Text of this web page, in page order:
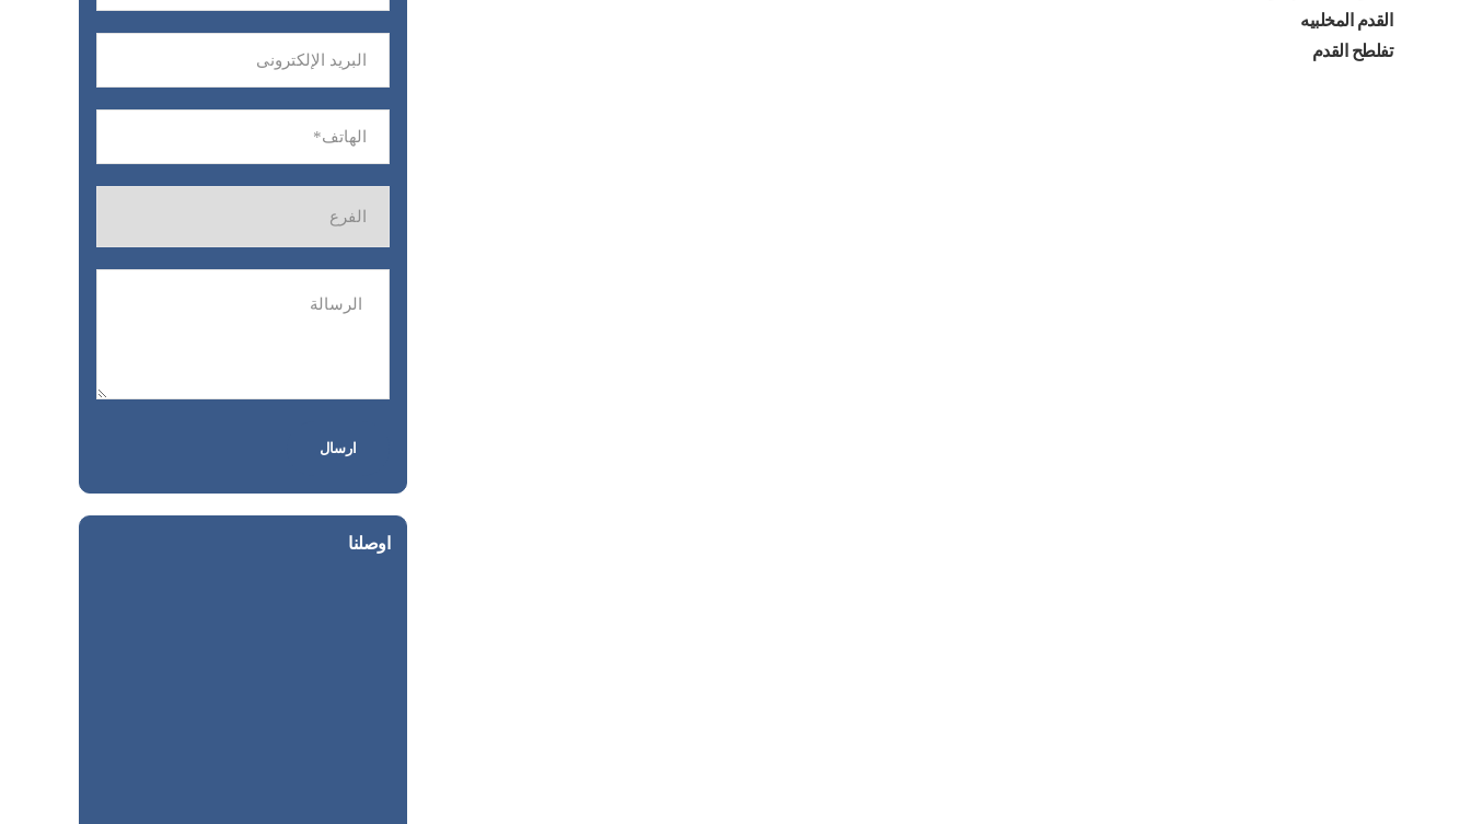
القدم المخلبيه
تفلطح القدم
اوصلنا